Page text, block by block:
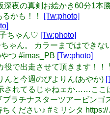
夜の真剣お絵かき60分1本
かも！！
[Tw:photo]
ちゃん♡ [Tw:photo]
ゃん。 カラーまではできな
つ #imas_PB [Tw:photo]
役で出走させて頂きます！
んと今週のぴよりん(あやか)
されてるじゃねェか……ここ
ラチナスターツアービン
ください♪ #ミリシタ